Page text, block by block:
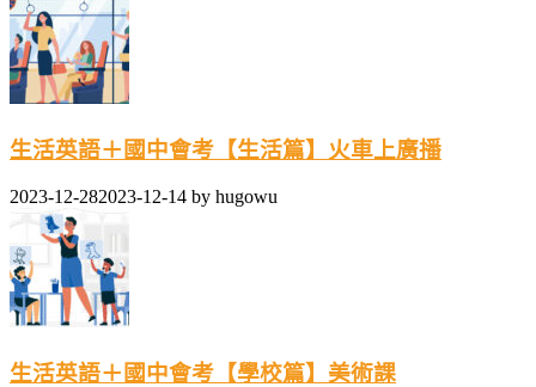
生活英語＋國中會考【生活篇】火車上廣播
2023-12-282023-12-14 by hugowu
生活英語＋國中會考【學校篇】美術課